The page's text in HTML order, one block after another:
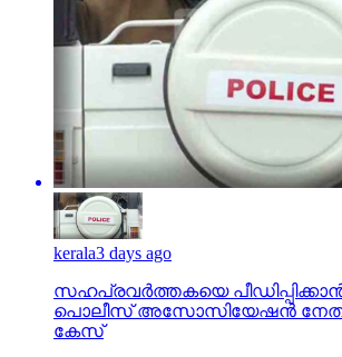
kerala3 days ago
സഹപ്രവര്‍ത്തകയെ പീഡിപ്പിക്കാന്‍
പൊലീസ് അസോസിയേഷന്‍
കേസ്